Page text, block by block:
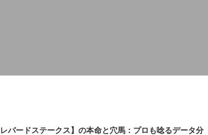
パードステークス】の本命と穴馬：プロも唸るデータ分